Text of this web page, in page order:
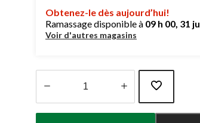
Obtenez-le dès aujourd’hui!
Ramassage disponible à 09 h 00, 31
Voir d'autres magasins